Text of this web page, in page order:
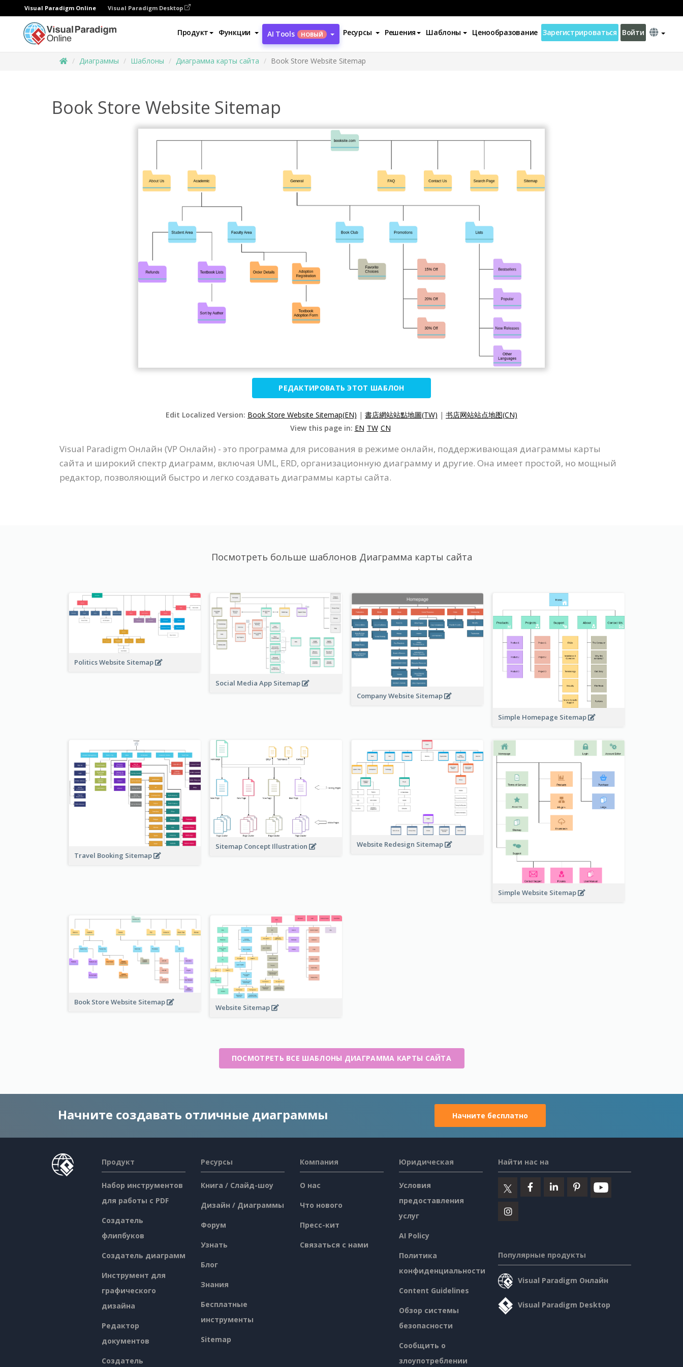
Visual Paradigm Online Visual Paradigm Desktop
Продукт Функции AI Tools НОВЫЙ Ресурсы Решения Шаблоны Ценообразование Зарегистрироваться Войти
Диаграммы Шаблоны Диаграмма карты сайта Book Store Website Sitemap
Book Store Website Sitemap
РЕДАКТИРОВАТЬ ЭТОТ ШАБЛОН
Edit Localized Version: Book Store Website Sitemap(EN) | 書店網站站點地圖(TW) | 书店网站站点地图(CN)
View this page in: EN TW CN
Visual Paradigm Онлайн (VP Онлайн) - это программа для рисования в режиме онлайн, поддерживающая диаграммы карты
сайта и широкий спектр диаграмм, включая UML, ERD, организационную диаграмму и другие. Она имеет простой, но мощный
редактор, позволяющий быстро и легко создавать диаграммы карты сайта.
Посмотреть больше шаблонов Диаграмма карты сайта
Politics Website Sitemap
Social Media App Sitemap
Company Website Sitemap
Simple Homepage Sitemap
Travel Booking Sitemap
Sitemap Concept Illustration Website Redesign Sitemap
Simple Website Sitemap
Book Store Website Sitemap
Website Sitemap
ПОСМОТРЕТЬ ВСЕ ШАБЛОНЫ ДИАГРАММА КАРТЫ САЙТА
Начните создавать отличные диаграммы Начните бесплатно
Продукт
Набор инструментов
для работы с PDF
Создатель
флипбуков
Создатель диаграмм
Инструмент для
графического
дизайна
Редактор
документов
Создатель
Ресурсы
Книга / Слайд-шоу
Дизайн / Диаграммы
Форум
Узнать
Блог
Знания
Бесплатные
инструменты
Sitemap
Компания
О нас
Что нового
Пресс-кит
Связаться с нами
Юридическая
Условия
предоставления
услуг
AI Policy
Политика
конфиденциальности
Content Guidelines
Обзор системы
безопасности
Сообщить о
злоупотреблении
Найти нас на
Популярные продукты
Visual Paradigm Онлайн
Visual Paradigm Desktop